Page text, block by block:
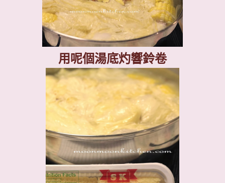
用呢個湯底灼響鈴卷